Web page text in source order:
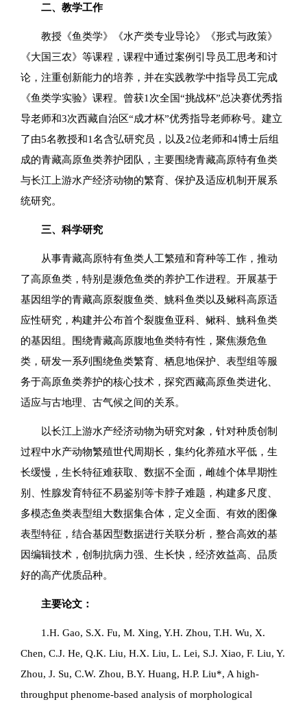
二、教学工作
教授《鱼类学》《水产类专业导论》《形式与政策》
《大国三农》等课程，课程中通过案例引导员工思考和讨
论，注重创新能力的培养，并在实践教学中指导员工完成
《鱼类学实验》课程。曾获1次全国“挑战杯”总决赛优秀指
导老师和3次西藏自治区“成才杯”优秀指导老师称号。建立
了由5名教授和1名含弘研究员，以及2位老师和4博士后组
成的青藏高原鱼类养护团队，主要围绕青藏高原特有鱼类
与长江上游水产经济动物的繁育、保护及适应机制开展系
统研究。
三、科学研究
从事青藏高原特有鱼类人工繁殖和育种等工作，推动
了高原鱼类，特别是濒危鱼类的养护工作进程。开展基于
基因组学的青藏高原裂腹鱼类、鮡科鱼类以及鳅科高原适
应性研究，构建并公布首个裂腹鱼亚科、鳅科、鮡科鱼类
的基因组。围绕青藏高原腹地鱼类特有性，聚焦濒危鱼
类，研发一系列围绕鱼类繁育、栖息地保护、表型组等服
务于高原鱼类养护的核心技术，探究西藏高原鱼类进化、
适应与古地理、古气候之间的关系。
以长江上游水产经济动物为研究对象，针对种质创制
过程中水产动物繁殖世代周期长，集约化养殖水平低，生
长缓慢，生长特征难获取、数据不全面，雌雄个体早期性
别、性腺发育特征不易鉴别等卡脖子难题，构建多尺度、
多模态鱼类表型组大数据集合体，定义全面、有效的图像
表型特征，结合基因型数据进行关联分析，整合高效的基
因编辑技术，创制抗病力强、生长快，经济效益高、品质
好的高产优质品种。
主要论文：
1.H. Gao, S.X. Fu, M. Xing, Y.H. Zhou, T.H. Wu, X.
Chen, C.J. He, Q.K. Liu, H.X. Liu, L. Lei, S.J. Xiao, F. Liu, Y.
Zhou, J. Su, C.W. Zhou, B.Y. Huang, H.P. Liu*, A high-
throughput phenome-based analysis of morphological